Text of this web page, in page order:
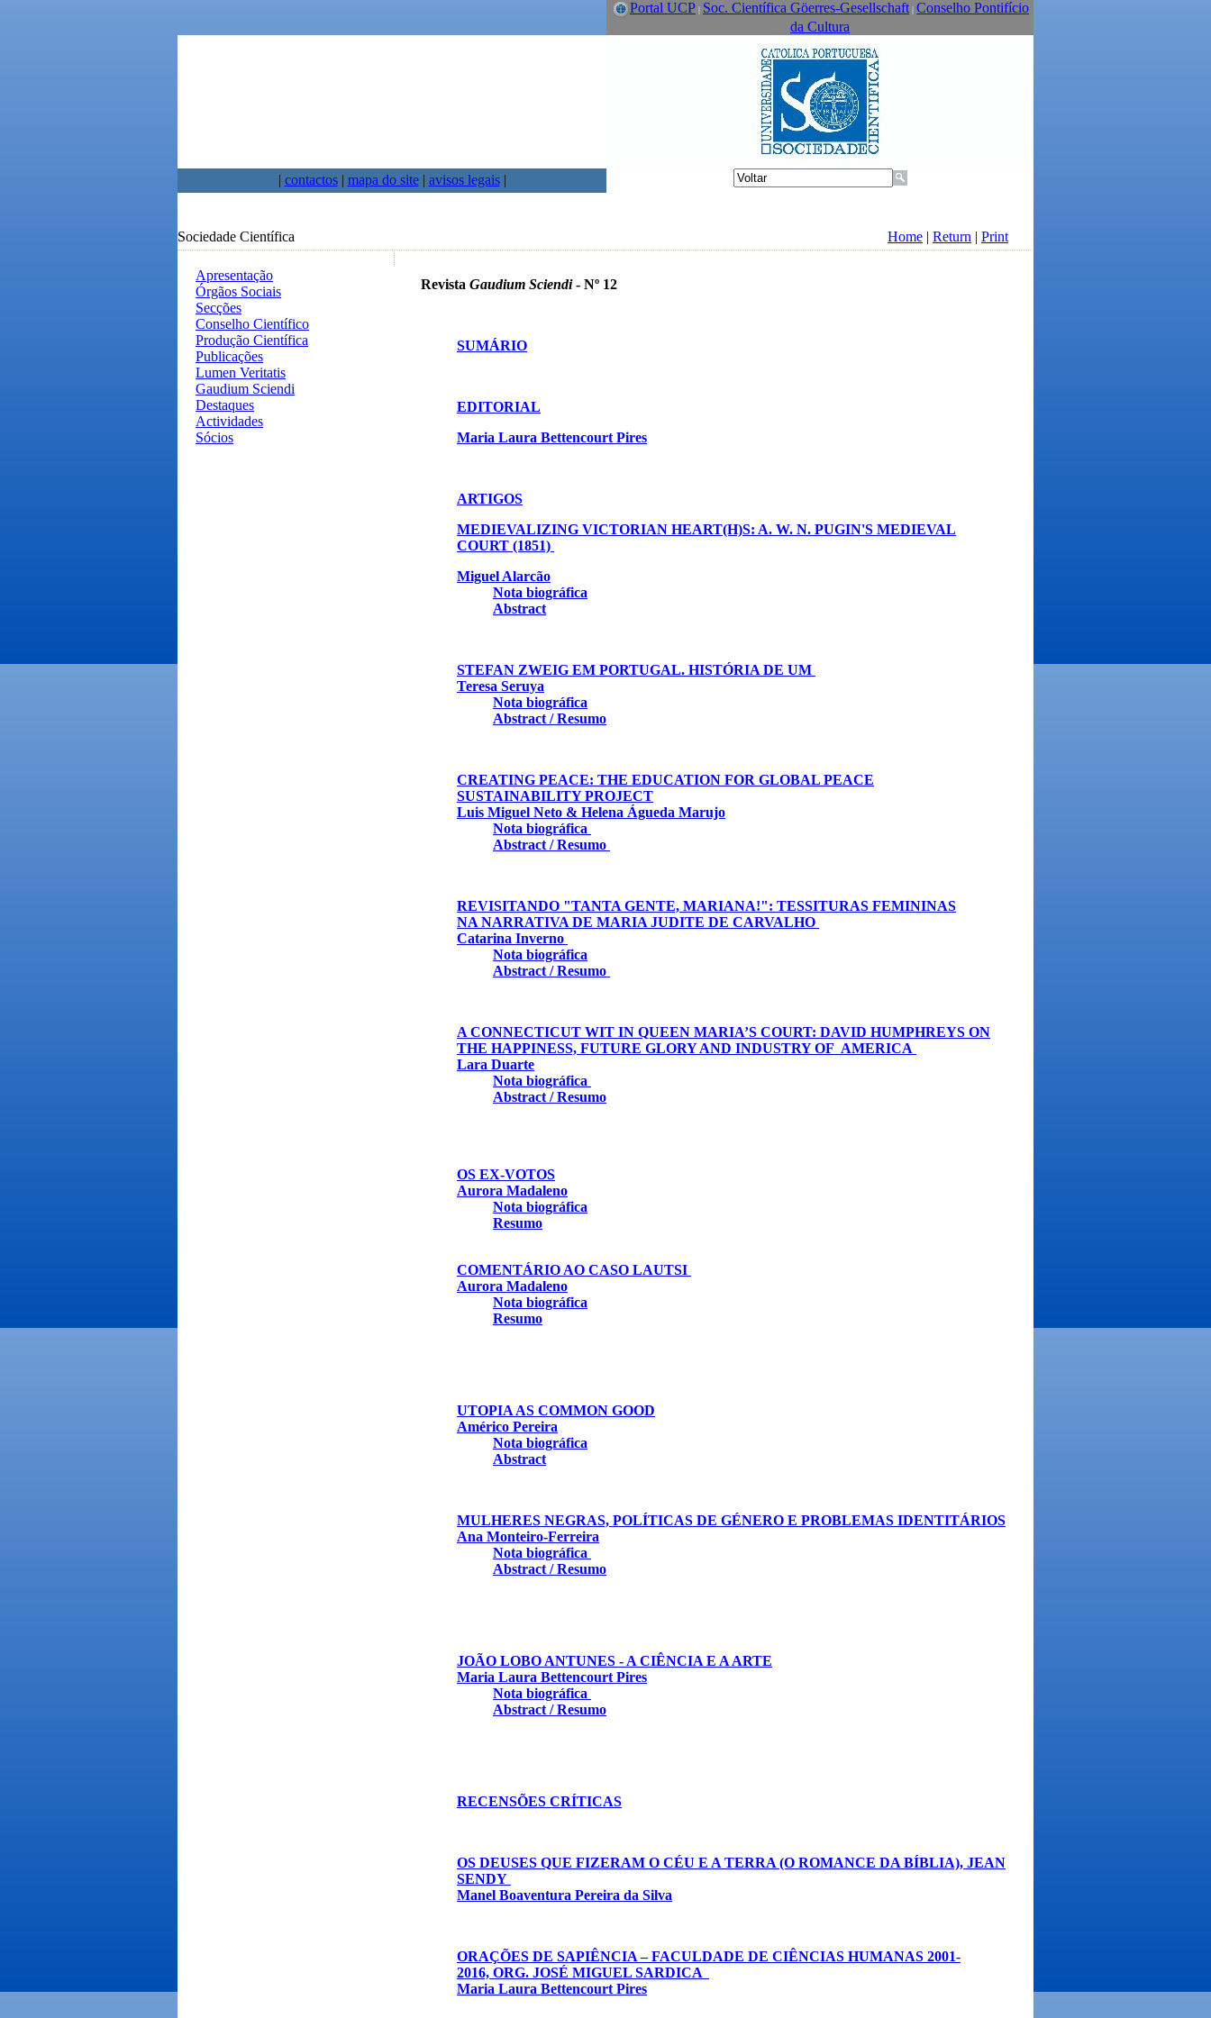
Portal UCP | Soc. Científica Göerres-Gesellschaft | Conselho Pontifício
da Cultura
| contactos| mapa do site| avisos legais|
Sociedade Científica Home | Return | Print
Apresentação
Órgãos Sociais
Secções
Conselho Científico
Produção Científica
Publicações
Lumen Veritatis
Gaudium Sciendi
Destaques
Actividades
Sócios
Revista Gaudium Sciendi- Nº 12
SUMÁRIO
EDITORIAL
Maria Laura Bettencourt Pires
ARTIGOS
MEDIEVALIZING VICTORIAN HEART(H)S: A. W. N. PUGIN'S MEDIEVAL
COURT (1851)
Miguel Alarcão
Nota biográfica
Abstract
STEFAN ZWEIG EM PORTUGAL. HISTÓRIA DE UM
Teresa Seruya
Nota biográfica
Abstract / Resumo
CREATING PEACE: THE EDUCATION FOR GLOBAL PEACE
SUSTAINABILITY PROJECT
Luis Miguel Neto & Helena Águeda Marujo
Nota biográfica
Abstract / Resumo
REVISITANDO "TANTA GENTE, MARIANA!": TESSITURAS FEMININAS
NA NARRATIVA DE MARIA JUDITE DE CARVALHO
Catarina Inverno
Nota biográfica
Abstract / Resumo
A CONNECTICUT WIT IN QUEEN MARIA’S COURT: DAVID HUMPHREYS ON
THE HAPPINESS, FUTURE GLORY AND INDUSTRY OF AMERICA
Lara Duarte
Nota biográfica
Abstract / Resumo
OS EX-VOTOS
Aurora Madaleno
Nota biográfica
Resumo
COMENTÁRIO AO CASO LAUTSI
Aurora Madaleno
Nota biográfica
Resumo
UTOPIA AS COMMON GOOD
Américo Pereira
Nota biográfica
Abstract
MULHERES NEGRAS, POLÍTICAS DE GÉNERO E PROBLEMAS IDENTITÁRIOS
Ana Monteiro-Ferreira
Nota biográfica
Abstract / Resumo
JOÃO LOBO ANTUNES - A CIÊNCIA E A ARTE
Maria Laura Bettencourt Pires
Nota biográfica
Abstract / Resumo
RECENSÕES CRÍTICAS
OS DEUSES QUE FIZERAM O CÉU E A TERRA (O ROMANCE DA BÍBLIA), JEAN
SENDY
Manel Boaventura Pereira da Silva
ORAÇÕES DE SAPIÊNCIA – FACULDADE DE CIÊNCIAS HUMANAS 2001-
2016, ORG. JOSÉ MIGUEL SARDICA
Maria Laura Bettencourt Pires